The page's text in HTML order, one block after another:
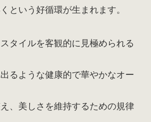
という好循環が生まれます。
タイルを客観的に見極められる
るような健康的で華やかなオー
、美しさを維持するための規律